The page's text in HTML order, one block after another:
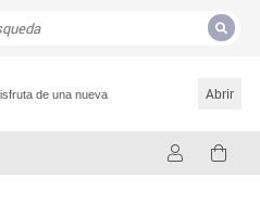
de una nueva
Abrir
de la búsqueda